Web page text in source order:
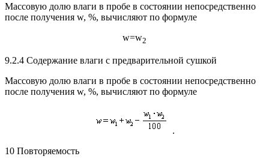
Массовую долю влаги в пробе в состоянии непосредственно
после получения w, %, вычисляют по формуле
w=w2
9.2.4 Содержание влаги с предварительной сушкой
Массовую долю влаги в пробе в состоянии непосредственно
после получения w, %, вычисляют по формуле
.
10 Повторяемость